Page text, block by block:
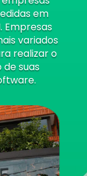
em
Empresas
variados
realizar o
suas